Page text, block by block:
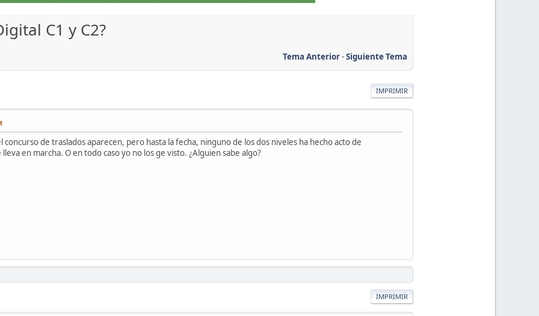
C1 y C2?
Tema Anterior-Siguiente Tema
IMPRIMIR
concurso de traslados aparecen, pero hasta la fecha, ninguno de los dos niveles ha hecho acto de
en marcha. O en todo caso yo no los ge visto. ¿Alguien sabe algo?
IMPRIMIR